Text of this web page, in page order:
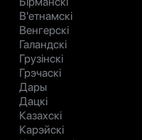
В'етнамскі
Венгерскі
Галандскі
Грузінскі
Грэчаскі
Дары
Дацкі
Казахскі
Карэйскі